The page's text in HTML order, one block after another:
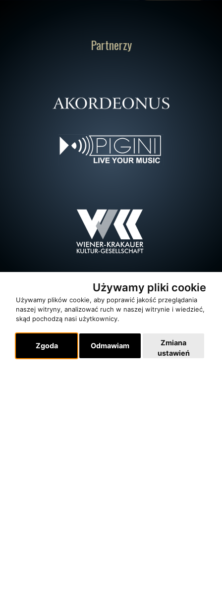
Używamy pliki cookie
Używamy plików cookie, aby poprawić jakość przeglądania
naszej witryny, analizować ruch w naszej witrynie i wiedzieć,
skąd pochodzą nasi użytkownicy.
Zgoda Odmawiam
Zmiana
ustawień
Partnerzy